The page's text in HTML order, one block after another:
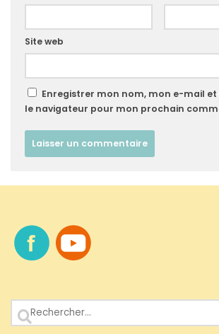
Site web
Enregistrer mon nom, mon e-mail
le navigateur pour mon prochain
Rechercher :